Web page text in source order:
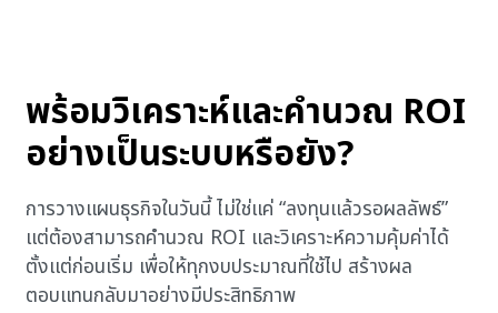
พร้อมวิเคราะห์และคำนวณ ROI
อย่างเป็นระบบหรือยัง?
การวางแผนธุรกิจในวันนี้ ไม่ใช่แค่ “ลงทุนแล้วรอผลลัพธ์”
แต่ต้องสามารถคำนวณ ROI และวิเคราะห์ความคุ้มค่าได้
ตั้งแต่ก่อนเริ่ม เพื่อให้ทุกงบประมาณที่ใช้ไป สร้างผล
ตอบแทนกลับมาอย่างมีประสิทธิภาพ